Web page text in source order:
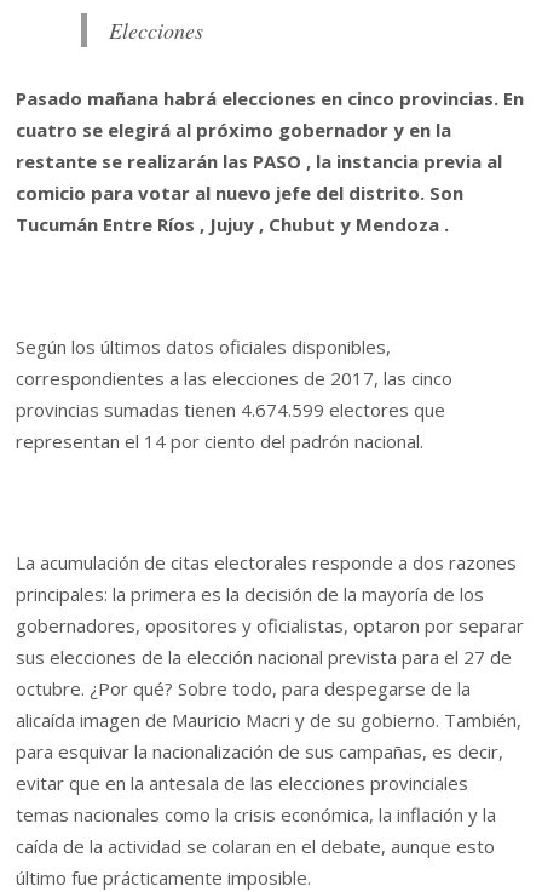
Elecciones
Pasado mañana habrá elecciones en cinco provincias. En
cuatro se elegirá al próximo gobernador y en la
restante se realizarán las PASO , la instancia previa al
comicio para votar al nuevo jefe del distrito. Son
Tucumán Entre Ríos , Jujuy , Chubut y Mendoza .
Según los últimos datos oficiales disponibles,
correspondientes a las elecciones de 2017, las cinco
provincias sumadas tienen 4.674.599 electores que
representan el 14 por ciento del padrón nacional.
La acumulación de citas electorales responde a dos razones
principales: la primera es la decisión de la mayoría de los
gobernadores, opositores y oficialistas, optaron por separar
sus elecciones de la elección nacional prevista para el 27 de
octubre. ¿Por qué? Sobre todo, para despegarse de la
alicaída imagen de Mauricio Macri y de su gobierno. También,
para esquivar la nacionalización de sus campañas, es decir,
evitar que en la antesala de las elecciones provinciales
temas nacionales como la crisis económica, la inflación y la
caída de la actividad se colaran en el debate, aunque esto
último fue prácticamente imposible.